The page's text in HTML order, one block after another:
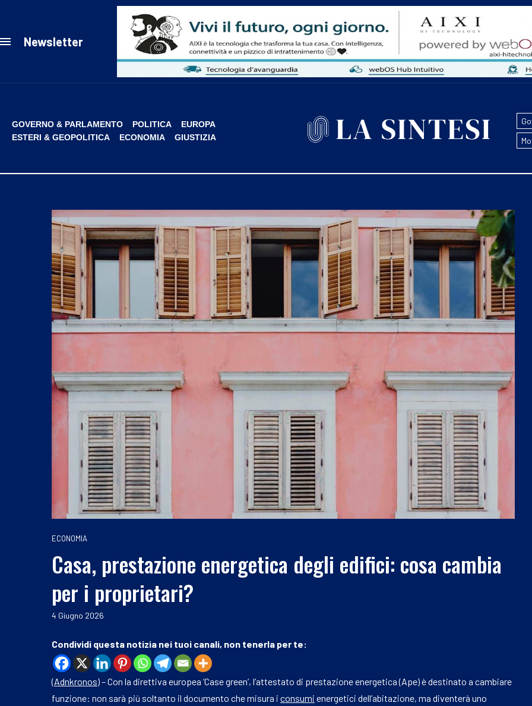
Newsletter
GOVERNO & PARLAMENTO POLITICA
EUROPA
ESTERI & GEOPOLITICA
ECONOMIA GIUSTIZIA
ECONOMIA
Casa, prestazione energetica degli edifici: cosa cambia
per i proprietari?
4 Giugno 2026
Condividi questa notizia nei tuoi canali, non tenerla per te:
(Adnkronos) – Con la direttiva europea ‘Case green’, l’attestato di prestazione energetica (Ape) è destinato a cambiare
funzione: non sarà più soltanto il documento che misura i consumi energetici dell’abitazione, ma diventerà uno